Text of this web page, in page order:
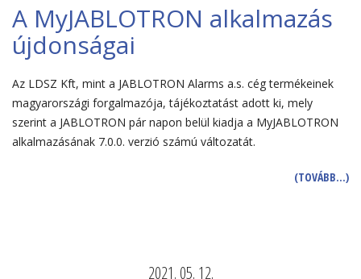
A MyJABLOTRON alkalmazás
újdonságai
Az LDSZ Kft, mint a JABLOTRON Alarms a.s. cég termékeinek
magyarországi forgalmazója, tájékoztatást adott ki, mely
szerint a JABLOTRON pár napon belül kiadja a MyJABLOTRON
alkalmazásának 7.0.0. verzió számú változatát.
(TOVÁBB…)
2021. 05. 12.